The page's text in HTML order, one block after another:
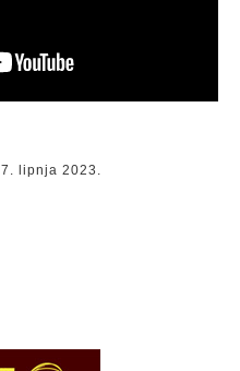
7. lipnja 2023.